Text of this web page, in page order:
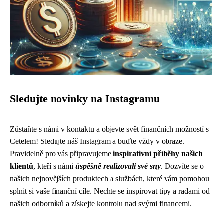
Sledujte novinky na Instagramu
Zůstaňte s námi v kontaktu a objevte svět finančních možností s
Cetelem! Sledujte náš Instagram a buďte vždy v obraze.
Pravidelně pro vás připravujeme inspirativní příběhy našich
klientů, kteří s námi úspěšně realizovali své sny. Dozvíte se o
našich nejnovějších produktech a službách, které vám pomohou
splnit si vaše finanční cíle. Nechte se inspirovat tipy a radami od
našich odborníků a získejte kontrolu nad svými financemi.